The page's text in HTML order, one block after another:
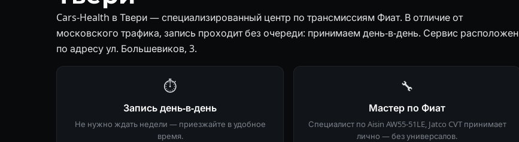
Cars-Health в Твери — специализированный центр по трансмиссиям Фиат. В отличие от
московского трафика, запись проходит без очереди: принимаем день-в-день. Сервис расположен
по адресу ул. Большевиков, 3.
⏱
Запись день-в-день
Не нужно ждать недели — приезжайте в удобное
время.
🔧
Мастер по Фиат
Специалист по Aisin AW55-51LE, Jatco CVT принимает
лично — без универсалов.